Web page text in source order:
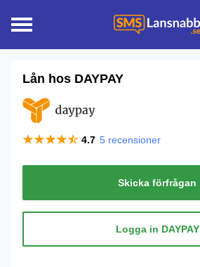
Lån hos DAYPAY
4.7 5 recensioner
Skicka förfrågan
Logga in DAYPAY